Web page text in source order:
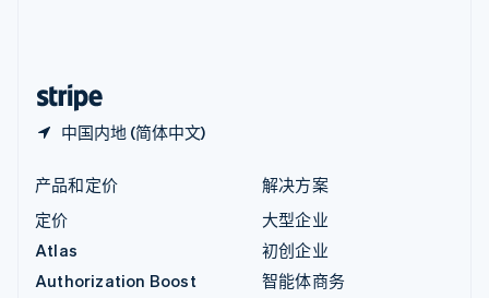
中国内地 (简体中文)
产品和定价
定价
Atlas
Authorization Boost
解决方案
大型企业
初创企业
智能体商务